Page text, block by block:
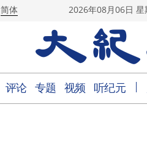
简体 2026年08月06日 星
评论 专题 视频 听纪元